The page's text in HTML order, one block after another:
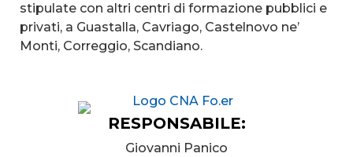
stipulate con altri centri di formazione pubblici e
privati, a Guastalla, Cavriago, Castelnovo ne’
Monti, Correggio, Scandiano.
RESPONSABILE:
Giovanni Panico